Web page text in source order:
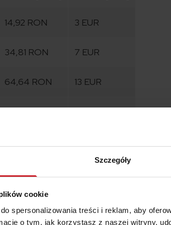
Szczegóły
cookie
spersonalizowania treści i reklam, aby
o tym, jak korzystasz z naszej witryny,
14,92 RON 3 EUR
34,81 RON 7 EUR
64,64 RON 13 EUR
139,23 RON 28 EUR
zwłaszcza w porównaniu z innymi
ciężarowe. Cena
samochodów ciężarowych.
który ma 4 osie, korzystając z pośrednictwa